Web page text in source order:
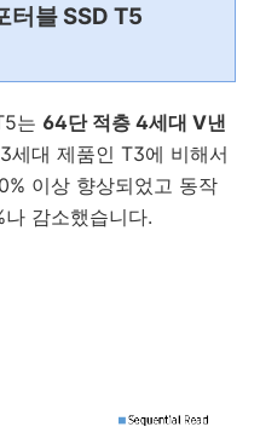
터블 SSD T5
는 64단 적층 4세대 V낸
3세대 제품인 T3에 비해서
이상 향상되었고 동작
감소했습니다.